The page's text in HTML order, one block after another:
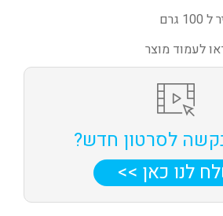
גרם
לעמוד מוצר
לסרטון חדש?
לנו כאן >>